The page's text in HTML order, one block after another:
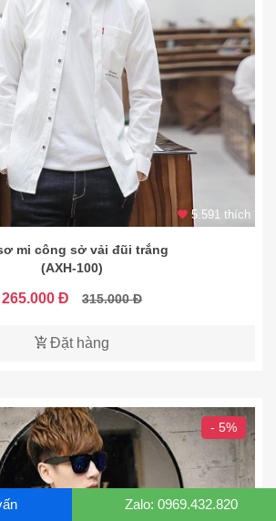
5.591 thích
mi công sở vải đũi trắng
(AXH-100)
265.000 Đ 315.000 Đ
Đặt hàng
- 5%
Zalo: 0969.432.820